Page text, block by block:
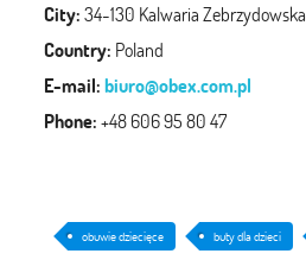
City:34-130 Kalwaria Zebrzydowska
Country: Poland
E-mail:biuro@obex.com.pl
Phone:+48 606 95 80 47
obuwie dziecięce buty dla dzieci